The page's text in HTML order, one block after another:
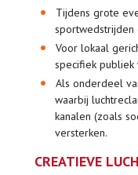
Tijdens grote
sportwedstrijden
Voor lokaal
specifiek publiek
Als onderdeel
waarbij
kanalen (zoals
versterken.
CREATIEVE